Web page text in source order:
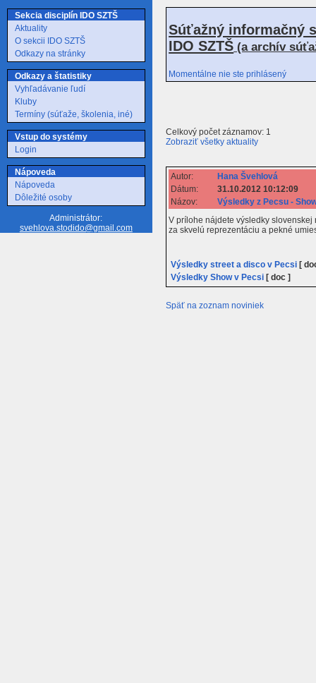
Sekcia disciplín IDO SZTŠ
Aktuality
O sekcii IDO SZTŠ
Odkazy na stránky
Odkazy a štatistiky
Vyhľadávanie ľudí
Kluby
Termíny (súťaže, školenia, iné)
Vstup do systémy
Login
Nápoveda
Nápoveda
Dôležité osoby
Administrátor:
svehlova.stodido@gmail.com
Súťažný informačný
IDO SZTŠ (a archív
Momentálne nie ste prihlásený
Celkový počet záznamov: 1
Zobraziť všetky aktuality
Autor:
Hana Švehlová
Dátum:
31.10.2012 10:12:09
Názov:
Výsledky z Pecsu -
V prílohe nájdete výsledky slovenskej
za skvelú reprezentáciu a pekné
Výsledky street a disco v Pecsi [
Výsledky Show v Pecsi [ doc ]
Späť na zoznam noviniek